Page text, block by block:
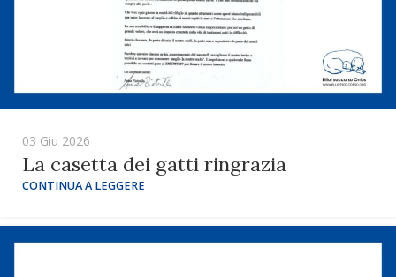
03 Giu 2026
La casetta dei gatti ringrazia
CONTINUA A LEGGERE